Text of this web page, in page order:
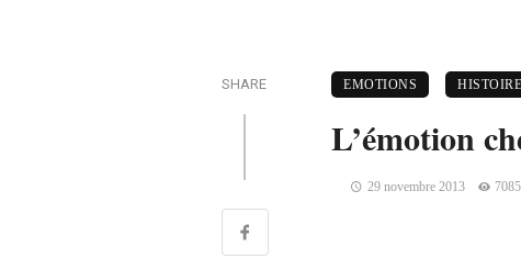
SHARE EMOTIONS
L’émotion
29 novembre 2013